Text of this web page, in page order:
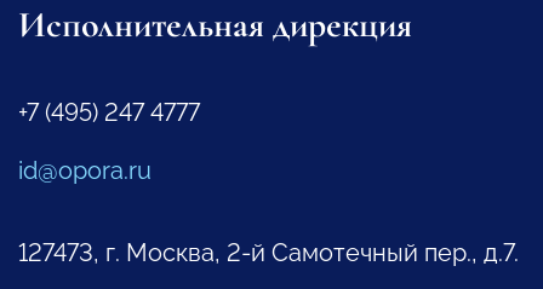
Исполнительная дирекция
+7 (495) 247 4777
id@opora.ru
127473, г. Москва, 2-й Самотечный пер., д.7.